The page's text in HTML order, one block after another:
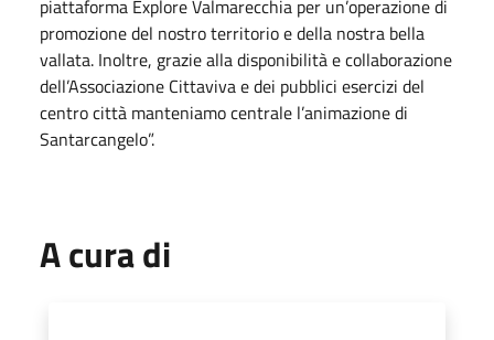
piattaforma Explore Valmarecchia per un’operazione di
promozione del nostro territorio e della nostra bella
vallata. Inoltre, grazie alla disponibilità e collaborazione
dell’Associazione Cittaviva e dei pubblici esercizi del
centro città manteniamo centrale l’animazione di
Santarcangelo”.
A cura di